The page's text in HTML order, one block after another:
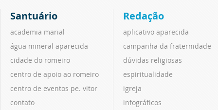
Santuário
academia marial
água mineral aparecida
cidade do romeiro
centro de apoio ao romeiro
centro de eventos pe. vitor
contato
Redação
aplicativo aparecida
campanha da fraternidade
dúvidas religiosas
espiritualidade
igreja
infográficos